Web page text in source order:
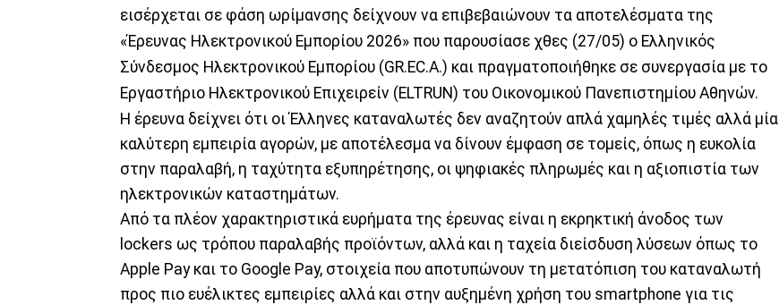
εισέρχεται σε φάση ωρίμανσης δείχνουν να επιβεβαιώνουν τα αποτελέσματα της
«Έρευνας Ηλεκτρονικού Εμπορίου 2026» που παρουσίασε χθες (27/05) ο Ελληνικός
Σύνδεσμος Ηλεκτρονικού Εμπορίου (GR.EC.A.) και πραγματοποιήθηκε σε συνεργασία με το
Εργαστήριο Ηλεκτρονικού Επιχειρείν (ELTRUN) του Οικονομικού Πανεπιστημίου Αθηνών.
Η έρευνα δείχνει ότι οι Έλληνες καταναλωτές δεν αναζητούν απλά χαμηλές τιμές αλλά μία
καλύτερη εμπειρία αγορών, με αποτέλεσμα να δίνουν έμφαση σε τομείς, όπως η ευκολία
στην παραλαβή, η ταχύτητα εξυπηρέτησης, οι ψηφιακές πληρωμές και η αξιοπιστία των
ηλεκτρονικών καταστημάτων.
Από τα πλέον χαρακτηριστικά ευρήματα της έρευνας είναι η εκρηκτική άνοδος των
lockers ως τρόπου παραλαβής προϊόντων, αλλά και η ταχεία διείσδυση λύσεων όπως το
Apple Pay και το Google Pay, στοιχεία που αποτυπώνουν τη μετατόπιση του καταναλωτή
προς πιο ευέλικτες εμπειρίες αλλά και στην αυξημένη χρήση του smartphone για τις